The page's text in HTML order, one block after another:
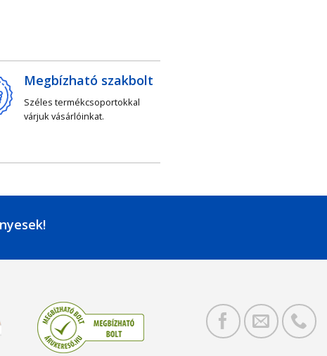
Megbízható szakbolt
Széles termékcsoportokkal
várjuk vásárlóinkat.